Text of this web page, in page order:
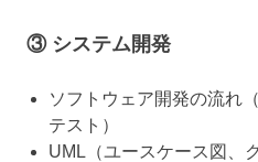
③ システム開発
ソフトウェア開発の流れ
テスト）
UML（ユースケース図、